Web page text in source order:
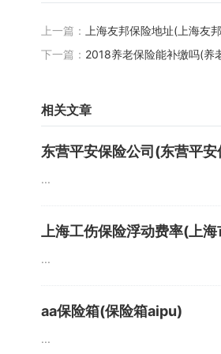
上一篇：
上海友邦保险地址(上海友
下一篇： 2018养老保险能补缴吗(养
相关文章
东营平安保险公司(东营平
...
上海工伤保险浮动费率(上
...
aa保险箱(保险箱aipu)
...